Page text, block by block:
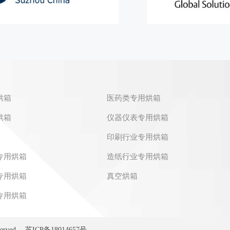
箱
箱
用烘箱
用烘箱
用烘箱
医药类专用烘箱
仪器仪表专用烘箱
印刷行业专用烘箱
造纸行业专用烘箱
真空烘箱